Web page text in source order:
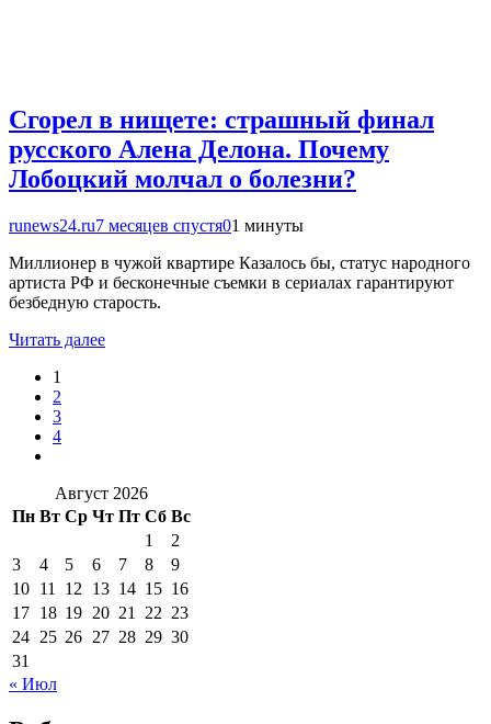
Сгорел в нищете: страшный финал
русского Алена Делона. Почему
Лобоцкий молчал о болезни?
runews24.ru7 месяцев спустя01 минуты
Миллионер в чужой квартире Казалось бы, статус народного
артиста РФ и бесконечные съемки в сериалах гарантируют
безбедную старость.
Читать далее
1
2
3
4
Август 2026
Пн Вт Ср Чт Пт Сб Вс
1
2
3
4 5 6 7 8
9
10 11 12 13 14 15 16
17 18 19 20 21 22 23
24 25 26 27 28 29 30
31
« Июл